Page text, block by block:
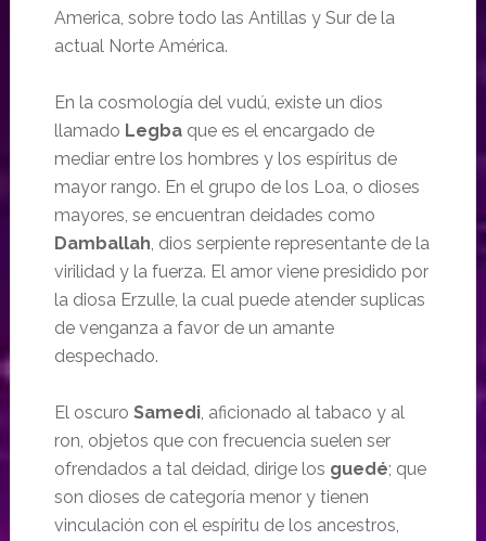
America, sobre todo las Antillas y Sur de la
actual Norte América.
En la cosmología del vudú, existe un dios
llamado Legba que es el encargado de
mediar entre los hombres y los espíritus de
mayor rango. En el grupo de los Loa, o dioses
mayores, se encuentran deidades como
Damballah, dios serpiente representante de la
virilidad y la fuerza. El amor viene presidido por
la diosa Erzulle, la cual puede atender suplicas
de venganza a favor de un amante
despechado.
El oscuro Samedi, aficionado al tabaco y al
ron, objetos que con frecuencia suelen ser
ofrendados a tal deidad, dirige los guedé; que
son dioses de categoría menor y tienen
vinculación con el espíritu de los ancestros,